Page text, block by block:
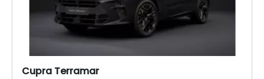
Cupra Terramar